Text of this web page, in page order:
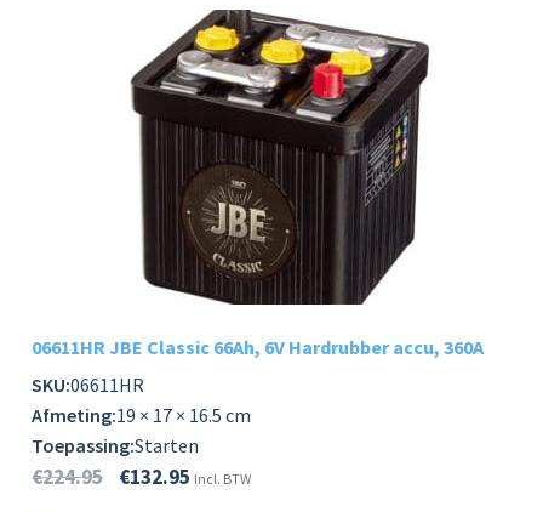
06611HR JBE Classic 66Ah, 6V Hardrubber accu, 360A
SKU:06611HR
Afmeting:19 × 17 × 16.5 cm
Toepassing:Starten
€224.95 €132.95 Incl. BTW